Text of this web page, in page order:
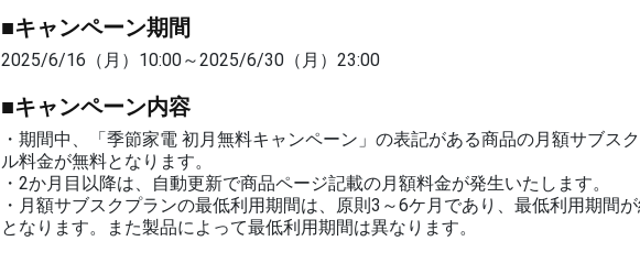
■キャンペーン期間
2025/6/16（月）10:00～2025/6/30（月）23:00
■キャンペーン内容
・期間中、「季節家電 初月無料キャンペーン」の表記がある商品の月額サブス
ル料金が無料となります。
・2か月目以降は、自動更新で商品ページ記載の月額料金が発生いたします。
・月額サブスクプランの最低利用期間は、原則3～6ケ月であり、最低利用期間
となります。また製品によって最低利用期間は異なります。